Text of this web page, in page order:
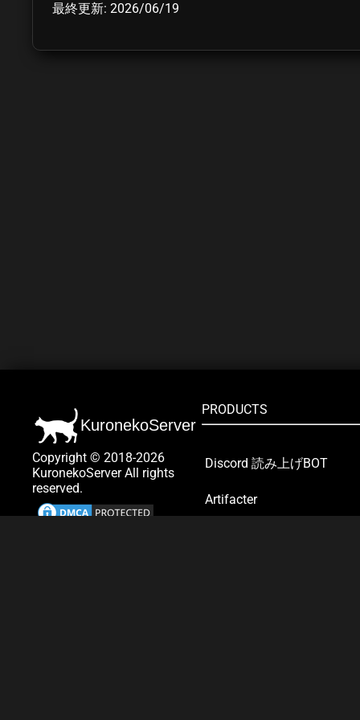
最終更新: 2026/06/19
KuronekoServer
Copyright © 2018-2026
KuronekoServer All rights
reserved.
PRODUCTS
Discord 読み上げBOT
Artifacter